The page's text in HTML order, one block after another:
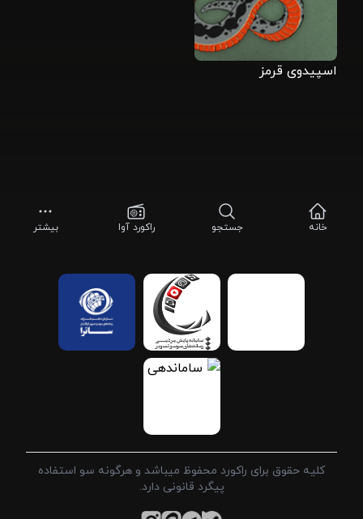
اسپیدوی قرمز
خانه جستجو راکورد آوا بیشتر
کلیه حقوق برای راکورد محفوظ میباشد و هرگونه سو استفاده
پیگرد قانونی دارد.